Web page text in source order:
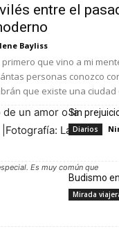
Es muy común que
entre el
Bayliss
primero que vino a mi
personas conozco
que existe una ciudad
Sin
Diarios
Budismo
Mirada